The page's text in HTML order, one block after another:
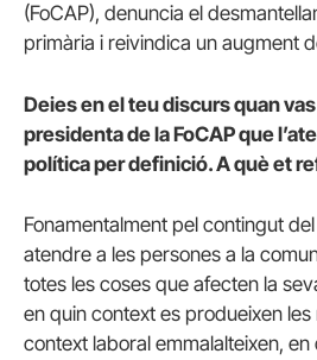
(FoCAP), denuncia el
primària i reivindica un augment
Deies en el teu discurs quan
presidenta de la FoCAP que
política per definició. A què et
Fonamentalment pel contingut
atendre a les persones a la
totes les coses que afecten la
en quin context es produeixen les
context laboral emmalalteixen,